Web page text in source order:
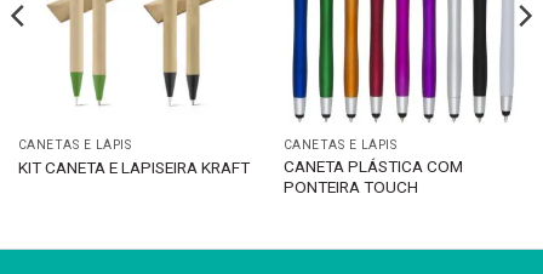
CANETAS E LÁPIS
KIT CANETA E LAPISEIRA KRAFT
CANETAS E LÁPIS
CANETA PLÁSTICA COM
PONTEIRA TOUCH